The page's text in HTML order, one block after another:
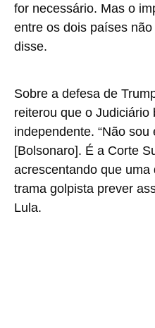
for necessário. Mas o
entre os dois países
disse.
Sobre a defesa de
reiterou que o Judiciário
independente. “Não
[Bolsonaro]. É a Corte
acrescentando que
trama golpista prever
Lula.